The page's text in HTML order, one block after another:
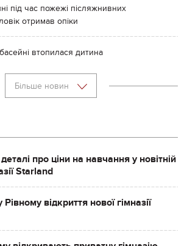
під час пожежі післяжнивних
отримав опіки
втопилася дитина
Більше новин
про ціни на навчання у новітній
Starland
відкриття нової гімназії